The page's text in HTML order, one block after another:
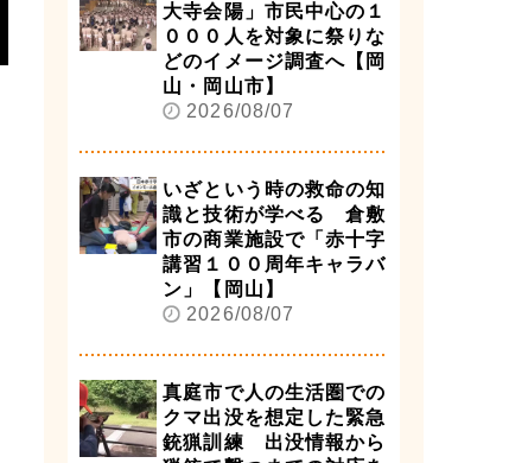
大寺会陽」市民中心の１
０００人を対象に祭りな
どのイメージ調査へ【岡
山・岡山市】
2026/08/07
いざという時の救命の知
識と技術が学べる 倉敷
市の商業施設で「赤十字
講習１００周年キャラバ
ン」【岡山】
2026/08/07
真庭市で人の生活圏での
クマ出没を想定した緊急
銃猟訓練 出没情報から